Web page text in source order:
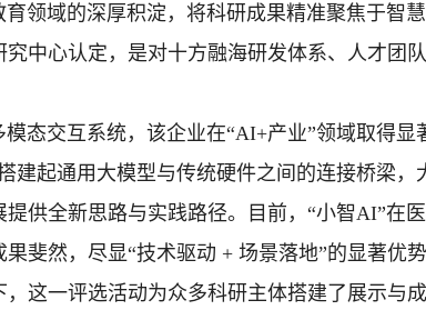
领域的深厚积淀，将科研成果精准聚焦于智
中心认定，是对十方融海研发体系、人才团
交互系统，该企业在“AI+产业”领域取得显
建起通用大模型与传统硬件之间的连接桥梁
供全新思路与实践路径。目前，“小智AI”在
斐然，尽显“技术驱动 + 场景落地”的显著优势
一评选活动为众多科研主体搭建了展示与成